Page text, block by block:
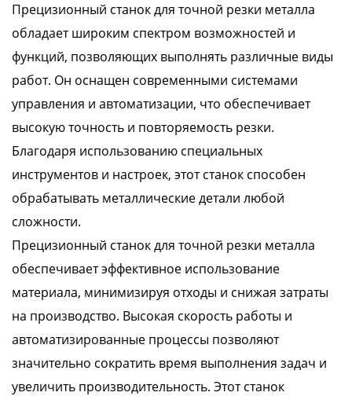
Прецизионный станок для точной резки металла
обладает широким спектром возможностей и
функций, позволяющих выполнять различные виды
работ. Он оснащен современными системами
управления и автоматизации, что обеспечивает
высокую точность и повторяемость резки.
Благодаря использованию специальных
инструментов и настроек, этот станок способен
обрабатывать металлические детали любой
сложности.
Прецизионный станок для точной резки металла
обеспечивает эффективное использование
материала, минимизируя отходы и снижая затраты
на производство. Высокая скорость работы и
автоматизированные процессы позволяют
значительно сократить время выполнения задач и
увеличить производительность. Этот станок